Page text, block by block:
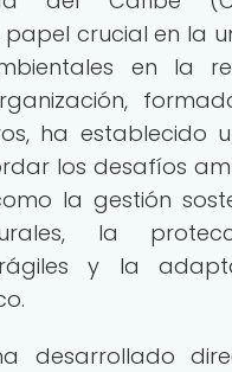
crucial en la
en la
ha establecido
los desafíos
la gestión
la
y la
desarrollado